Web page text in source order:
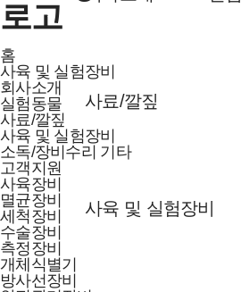
사료/깔짚
사육 및 실험장비
홈
사육 및 실험장비
회사소개
실험동물
사료/깔짚
사육 및 실험장비
소독/장비수리 기타
고객지원
사육장비
멸균장비
세척장비
수술장비
측정장비
개체식별기
방사선장비